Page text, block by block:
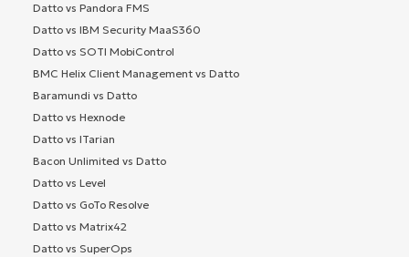
Datto vs Pandora FMS
Datto vs IBM Security MaaS360
Datto vs SOTI MobiControl
BMC Helix Client Management vs Datto
Baramundi vs Datto
Datto vs Hexnode
Datto vs ITarian
Bacon Unlimited vs Datto
Datto vs Level
Datto vs GoTo Resolve
Datto vs Matrix42
Datto vs SuperOps